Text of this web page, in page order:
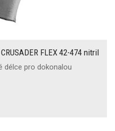
FLEX 42-474 nitril
délce pro dokonalou